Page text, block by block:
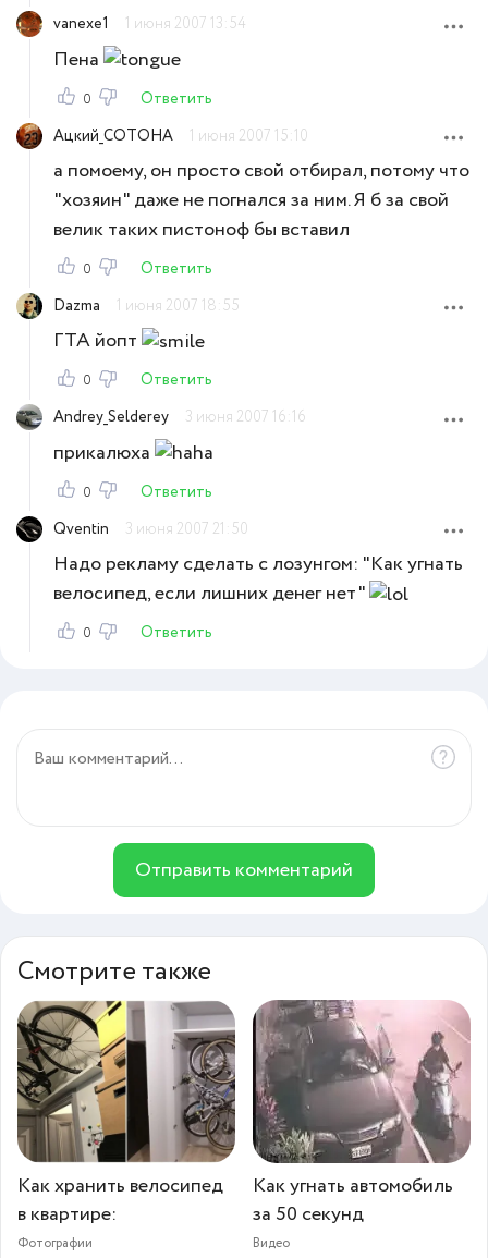
vanexe1
1 июня 2007 13:54
Пена
0
Ответить
Ацкий_COTOHA
1 июня 2007 15:10
а помоему, он просто свой отбирал, потому что
"хозяин" даже не погнался за ним. Я б за свой
велик таких пистоноф бы вставил
0
Ответить
Dazma
1 июня 2007 18:55
ГТА йопт
0
Ответить
Andrey_Selderey
3 июня 2007 16:16
прикалюха
0
Ответить
Qventin
3 июня 2007 21:50
Надо рекламу сделать с лозунгом: "Как угнать
велосипед, если лишних денег нет"
0 Ответить
Отправить комментарий
Смотрите также
Как хранить велосипед
в квартире:
Фотографии
Как угнать автомобиль
за 50 секунд
Видео